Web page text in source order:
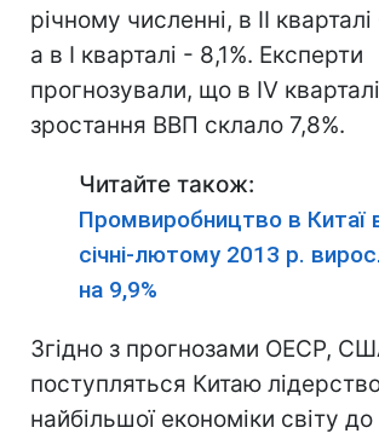
річному численні, в II кварталі
а в I кварталі - 8,1%. Експерти
прогнозували, що в IV
зростання ВВП склало 7,8%.
Читайте також:
Промвиробництво в Китаї
січні-лютому 2013 р.
на 9,9%
Згідно з прогнозами ОЕСР,
поступляться Китаю
найбільшої економіки світу